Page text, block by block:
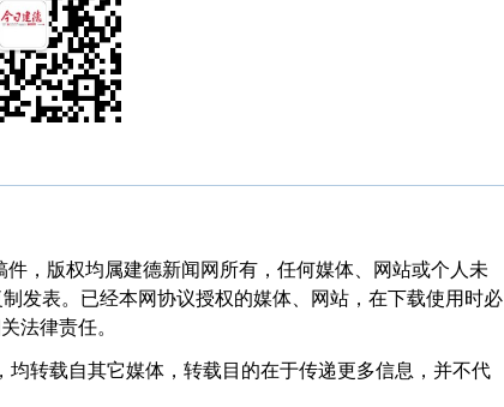
，版权均属建德新闻网所有，任何媒体、网站或个人未
发表。已经本网协议授权的媒体、网站，在下载使用时必
法律责任。
转载自其它媒体，转载目的在于传递更多信息，并不代